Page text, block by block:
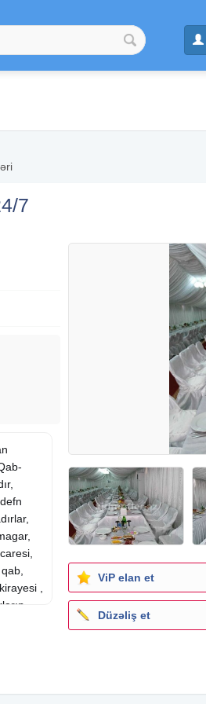
7
,
Defn
ViP elan et
Düzəliş et